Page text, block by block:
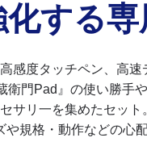
化する専
高感度タッチペン、高速
衛門Pad』の使い勝手
サリ一を集めたセット
や規格・動作などの心